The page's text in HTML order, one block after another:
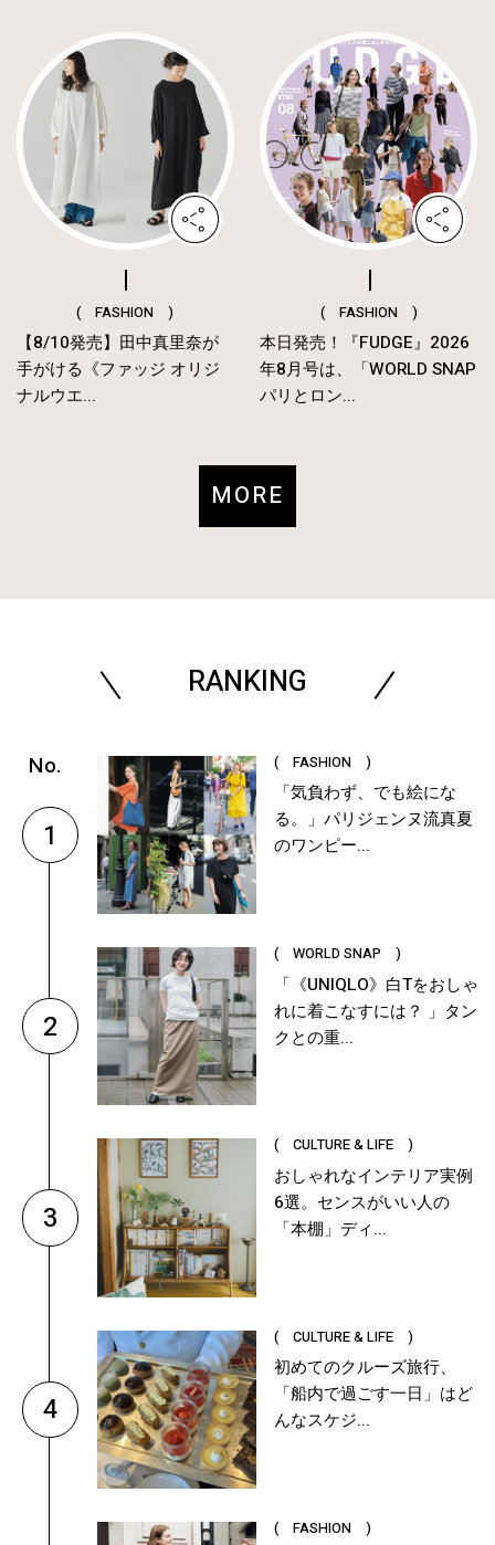
( FASHION )
【8/10発売】田中真里奈が
手がける《ファッジ オリジ
ナルウエ...
( FASHION )
本日発売！『FUDGE』2026
年8月号は、「WORLD SNAP
パリとロン...
MORE
RANKING
1
( FASHION )
「気負わず、でも絵にな
る。」パリジェンヌ流真夏
のワンピー...
2
( WORLD SNAP )
「《UNIQLO》白Tをおしゃ
れに着こなすには？ 」タン
クとの重...
3
( CULTURE & LIFE )
おしゃれなインテリア実例
6選。センスがいい人の
「本棚」ディ...
4
( CULTURE & LIFE )
初めてのクルーズ旅行、
「船内で過ごす一日」はど
んなスケジ...
( FASHION )